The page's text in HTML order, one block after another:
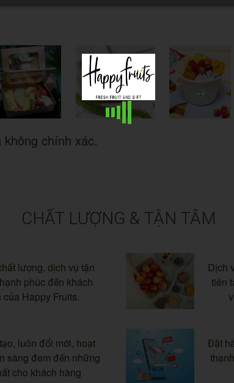
không chính xác.
CHẤT LƯỢNG & TẬN TÂM
lượng, dịch vụ tận
phúc đến khách
Happy Fruits.
Dịch
tiên
luôn đổi mới, hoạt
sàng đem đến những
cho khách hàng
Đặt